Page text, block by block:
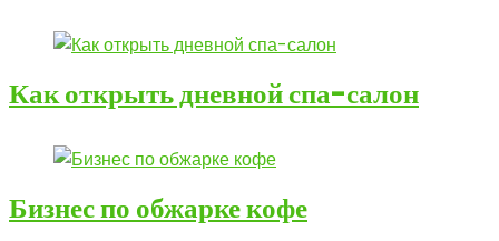
Как открыть дневной спа-салон
Бизнес по обжарке кофе